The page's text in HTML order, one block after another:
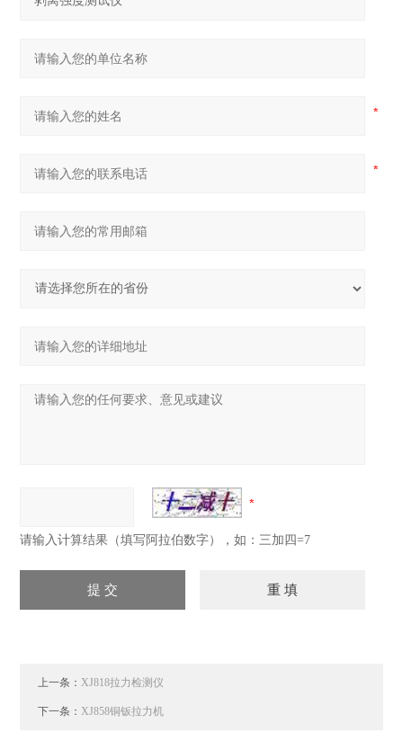
请输入计算结果（填写阿拉伯数字），如：三加四=7
上一条：XJ818拉力检测仪
下一条：XJ858铜钣拉力机